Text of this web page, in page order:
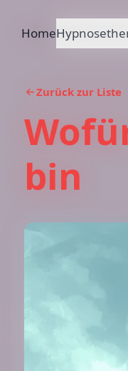
Home
Zurück zur Liste
bin